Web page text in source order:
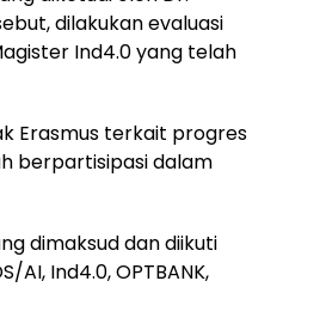
dilakukan evaluasi
Ind4.0 yang telah
Erasmus terkait progres
berpartisipasi dalam
dimaksud dan diikuti
AI, Ind4.0, OPTBANK,